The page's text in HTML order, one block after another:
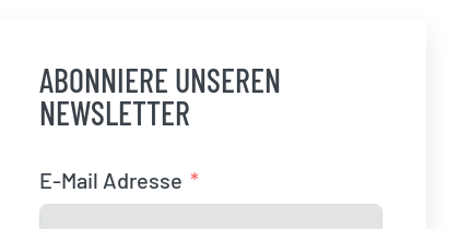
ABONNIERE UNSEREN
NEWSLETTER
E-Mail Adresse